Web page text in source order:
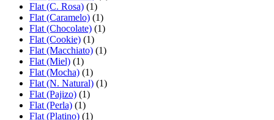
Flat (C. Rosa) (1)
Flat (Caramelo) (1)
Flat (Chocolate) (1)
Flat (Cookie) (1)
Flat (Macchiato) (1)
Flat (Miel) (1)
Flat (Mocha) (1)
Flat (N. Natural) (1)
Flat (Pajizo) (1)
Flat (Perla) (1)
Flat (Platino) (1)